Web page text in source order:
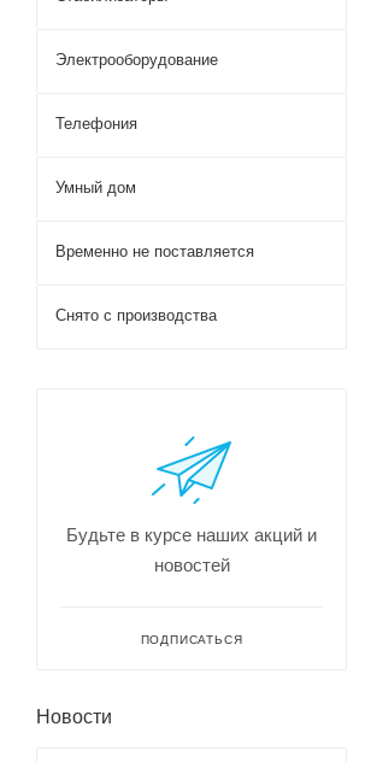
Электрооборудование
Телефония
Умный дом
Временно не поставляется
Снято с производства
Будьте в курсе наших акций и
новостей
ПОДПИСАТЬСЯ
Новости